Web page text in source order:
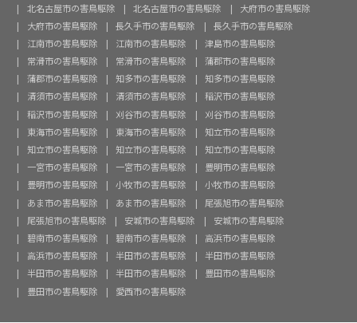
北名古屋市の害鳥駆除
北名古屋市の害鳥駆除
大府市の害鳥駆除
大府市の害鳥駆除
長久手市の害鳥駆除
長久手市の害鳥駆除
江南市の害鳥駆除
江南市の害鳥駆除
津島市の害鳥駆除
常滑市の害鳥駆除
常滑市の害鳥駆除
蒲郡市の害鳥駆除
蒲郡市の害鳥駆除
知多市の害鳥駆除
知多市の害鳥駆除
清須市の害鳥駆除
清須市の害鳥駆除
稲沢市の害鳥駆除
稲沢市の害鳥駆除
刈谷市の害鳥駆除
刈谷市の害鳥駆除
東海市の害鳥駆除
東海市の害鳥駆除
知立市の害鳥駆除
知立市の害鳥駆除
知立市の害鳥駆除
知立市の害鳥駆除
一宮市の害鳥駆除
一宮市の害鳥駆除
豊明市の害鳥駆除
豊明市の害鳥駆除
小牧市の害鳥駆除
小牧市の害鳥駆除
あま市の害鳥駆除
あま市の害鳥駆除
尾張旭市の害鳥駆除
尾張旭市の害鳥駆除
安城市の害鳥駆除
安城市の害鳥駆除
碧南市の害鳥駆除
碧南市の害鳥駆除
高浜市の害鳥駆除
高浜市の害鳥駆除
半田市の害鳥駆除
半田市の害鳥駆除
半田市の害鳥駆除
半田市の害鳥駆除
豊田市の害鳥駆除
豊田市の害鳥駆除
愛西市の害鳥駆除